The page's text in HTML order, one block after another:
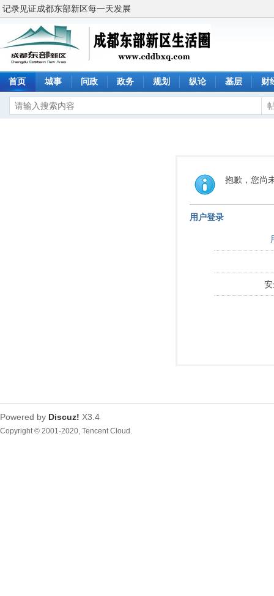
记录见证成都东部新区每一天发展
首页 城事 问政 政务 规划 纵论 基层 财
抱歉，您尚
用户登录
Powered by Discuz! X3.4
Copyright © 2001-2020, Tencent Cloud.